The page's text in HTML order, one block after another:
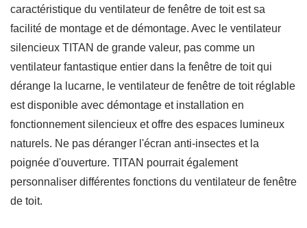
caractéristique du ventilateur de fenêtre de toit est sa
facilité de montage et de démontage. Avec le ventilateur
silencieux TITAN de grande valeur, pas comme un
ventilateur fantastique entier dans la fenêtre de toit qui
dérange la lucarne, le ventilateur de fenêtre de toit réglable
est disponible avec démontage et installation en
fonctionnement silencieux et offre des espaces lumineux
naturels. Ne pas déranger l'écran anti-insectes et la
poignée d'ouverture. TITAN pourrait également
personnaliser différentes fonctions du ventilateur de fenêtre
de toit.